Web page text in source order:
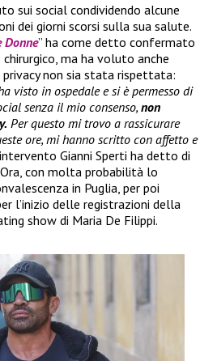
sui social condividendo alcune
dei giorni scorsi sulla sua salute.
Donne” ha come detto confermato
ma ha voluto anche
privacy non sia stata rispettata:
visto in ospedale e si è permesso di
senza il mio consenso, non
Per questo mi trovo a rassicurare
ore, mi hanno scritto con affetto e
Gianni Sperti ha detto di
con molta probabilità lo
in Puglia, per poi
l’inizio delle registrazioni della
show di Maria De Filippi.